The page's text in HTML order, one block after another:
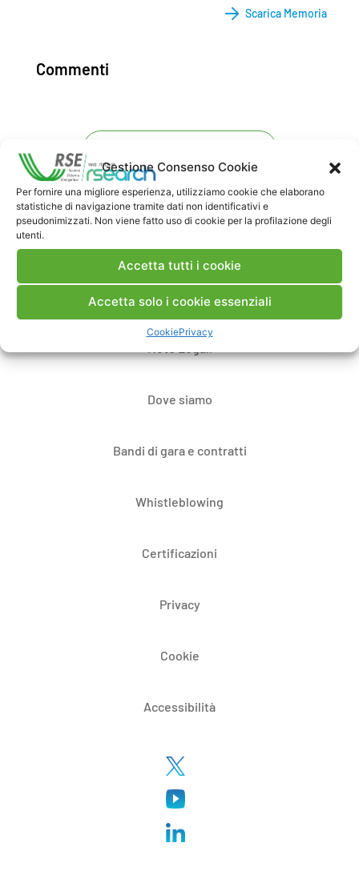
Gestione Consenso Cookie
Per fornire una migliore esperienza, utilizziamo cookie che elaborano
statistiche di navigazione tramite dati non identificativi e
pseudonimizzati. Non viene fatto uso di cookie per la profilazione degli
utenti.
Accetta tutti i cookie
Accetta solo i cookie essenziali
CookiePrivacy
Scarica Memoria
Commenti
Contatti
Dove siamo
Bandi di gara e contratti
Whistleblowing
Certificazioni
Privacy
Cookie
Accessibilità